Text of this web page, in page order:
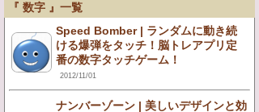
『 数字 』一覧
Speed Bomber | ランダムに動き続
ける爆弾をタッチ！脳トレアプリ定
番の数字タッチゲーム！
2012/11/01
ナンバーゾーン | 美しいデザインと効